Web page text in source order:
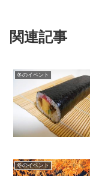
関連記事
冬のイベント
冬のイベント